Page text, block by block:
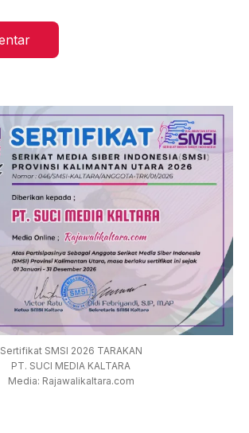
Sertifikat SMSI 2026 TARAKAN
PT. SUCI MEDIA KALTARA
Media: Rajawalikaltara.com